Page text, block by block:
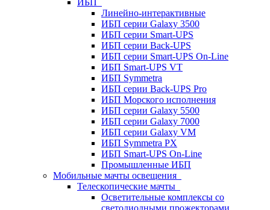
ИБП
Линейно-интерактивные
ИБП серии Galaxy 3500
ИБП серии Smart-UPS
ИБП серии Back-UPS
ИБП серии Smart-UPS On-Line
ИБП Smart-UPS VT
ИБП Symmetra
ИБП серии Back-UPS Pro
ИБП Морского исполнения
ИБП серии Galaxy 5500
ИБП серии Galaxy 7000
ИБП серии Galaxy VM
ИБП Symmetra PX
ИБП Smart-UPS On-Line
Промышленные ИБП
Мобильные мачты освещения
Телескопические мачты
Осветительные комплексы со
светодиодными прожекторами